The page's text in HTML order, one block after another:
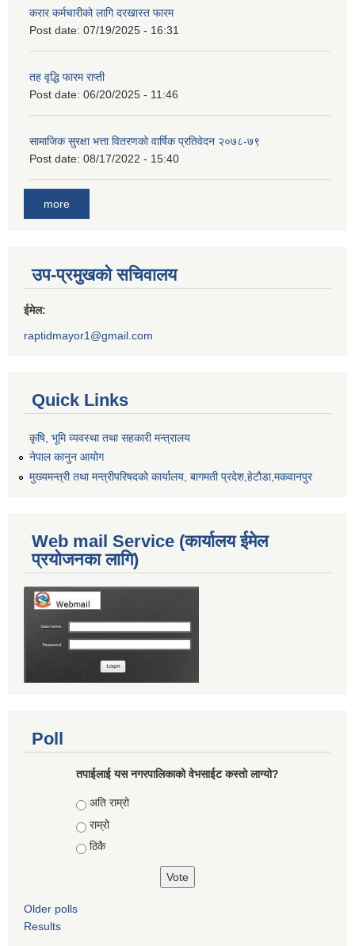
करार कर्मचारीको लागि दरखास्त फारम
Post date: 07/19/2025 - 16:31
तह वृद्धि फारम राप्ती
Post date: 06/20/2025 - 11:46
सामाजिक सुरक्षा भत्ता वितरणको वार्षिक प्रतिवेदन २०७८-७९
Post date: 08/17/2022 - 15:40
more
उप-प्रमुखको सचिवालय
ईमेल:
raptidmayor1@gmail.com
Quick Links
कृषि, भूमि व्यवस्था तथा सहकारी मन्त्रालय
नेपाल कानुन आयोग
मुख्यमन्त्री तथा मन्त्रीपरिषदको कार्यालय, बागमती प्रदेश,हेटाैडा,मकवानपुर
Web mail Service (कार्यालय ईमेल
प्रयोजनका लागि)
Poll
तपाईलाई यस नगरपालिकाको वेभसाईट कस्तो लाग्यो?
Choices
अति राम्रो
राम्रो
ठिकै
Older polls
Results